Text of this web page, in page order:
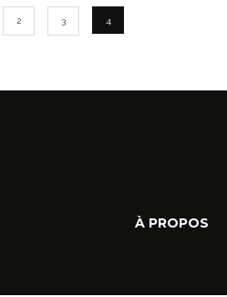
2 3 4
À PROPOS